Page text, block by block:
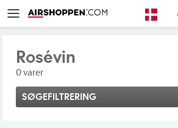
Rosévin
0 varer
SØGEFILTRERING